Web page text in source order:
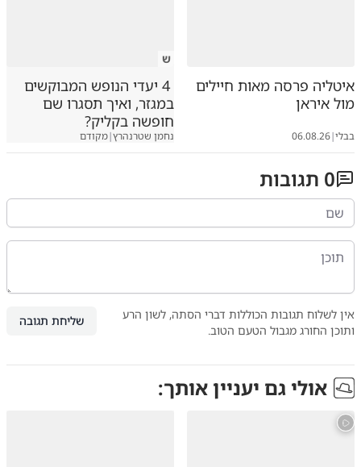
איטליה פרסה מאות חיילים
מול איראן
בבלי|
06.08.26
ש
4 יעדי הנופש המבוקשים
במגזר, ואיך תסגרו שם
חופשה בקליק?
נחמן שטרנהרץ|מקודם
0 תגובות
אין לשלוח תגובות הכוללות דברי הסתה, לשון הרע
ותוכן החורג מגבול הטעם הטוב.
שליחת תגובה
אולי גם יעניין אותך: